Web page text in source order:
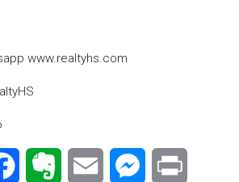
www.realtyhs.com
FacebookEvernote Email Messenger